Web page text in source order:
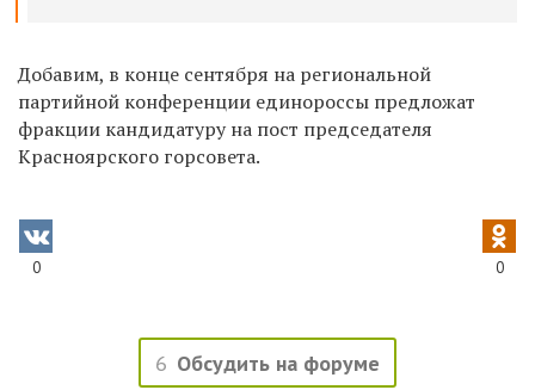
Добавим, в конце сентября на региональной
партийной конференции единороссы предложат
фракции кандидатуру на пост председателя
Красноярского горсовета.
0 0
6 Обсудить на форуме